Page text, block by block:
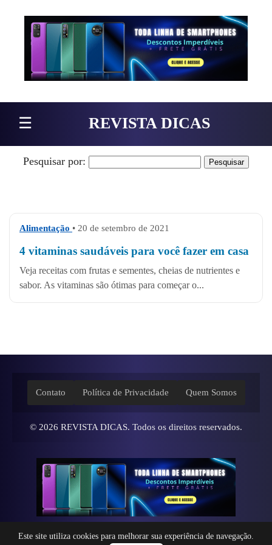
Pular para o conteúdo
☰ REVISTA DICAS
Pesquisar por:
Alimentação • 20 de setembro de 2021
4 vitaminas saudáveis para você fazer em casa
Veja receitas com frutas e sementes, cheias de nutrientes e
sabor. As vitaminas são ótimas para começar o...
Contato Política de Privacidade Quem Somos
© 2026 REVISTA DICAS. Todos os direitos reservados.
Este site utiliza cookies para melhorar sua experiência de navegação.